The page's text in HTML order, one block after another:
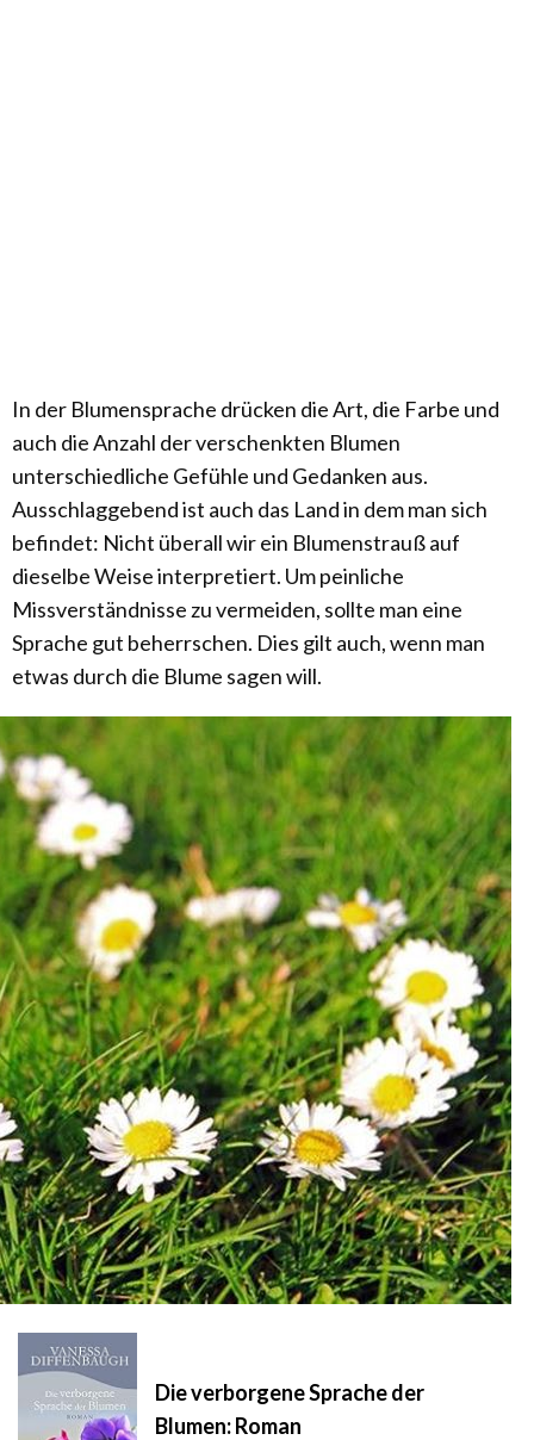
In der Blumensprache drücken die Art, die Farbe und
auch die Anzahl der verschenkten Blumen
unterschiedliche Gefühle und Gedanken aus.
Ausschlaggebend ist auch das Land in dem man sich
befindet: Nicht überall wir ein Blumenstrauß auf
dieselbe Weise interpretiert. Um peinliche
Missverständnisse zu vermeiden, sollte man eine
Sprache gut beherrschen. Dies gilt auch, wenn man
etwas durch die Blume sagen will.
Die verborgene Sprache der
Blumen: Roman